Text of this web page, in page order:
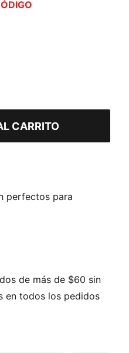
CARRITO
perfectos para
hecho de que llevan
cerca y sus
de más de $60 sin
en todos los pedidos